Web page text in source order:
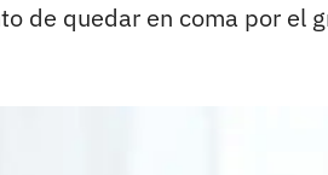
de quedar en coma por el